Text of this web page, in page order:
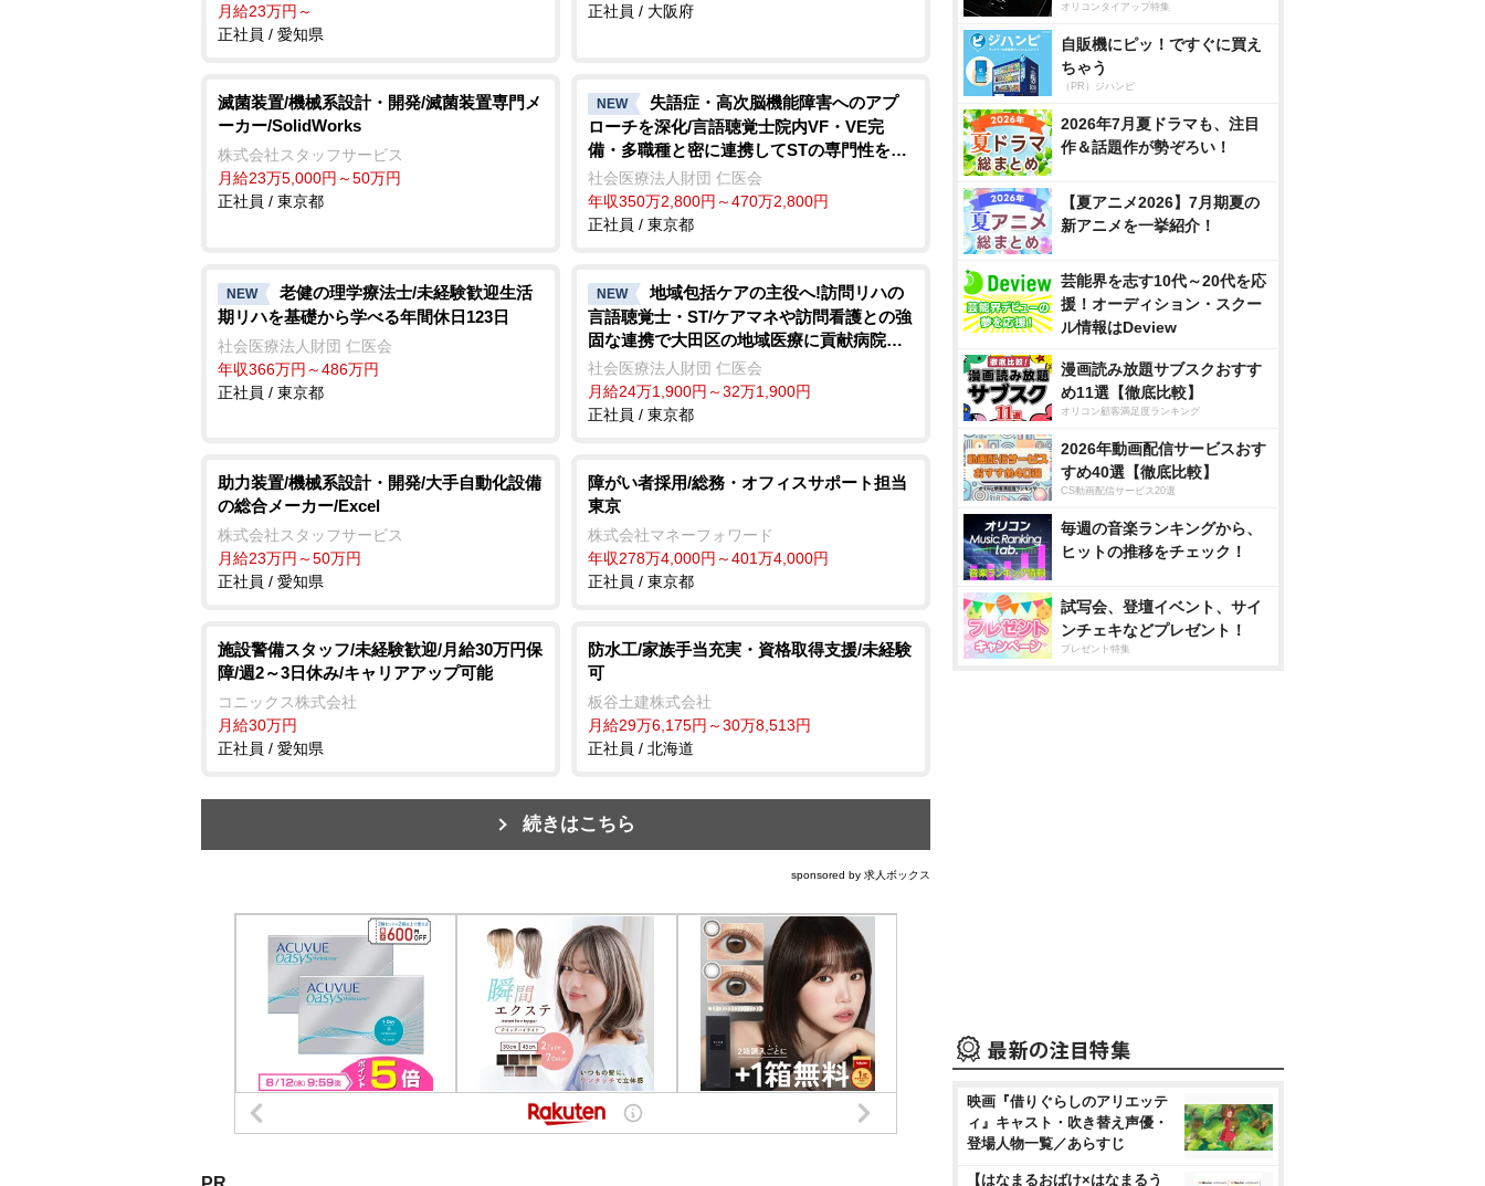
月給23万円～
正社員 / 愛知県
正社員 / 大阪府
滅菌装置/機械系設計・開発/滅菌装置専門メ
ーカー/SolidWorks
株式会社スタッフサービス
月給23万5,000円～50万円
正社員 / 東京都
NEW
失語症・高次脳機能障害へのアプ
ローチを深化/言語聴覚士院内VF・VE完
備・多職種と密に連携してSTの専門性を追
求できる環境
社会医療法人財団 仁医会
年収350万2,800円～470万2,800円
正社員 / 東京都
NEW
老健の理学療法士/未経験歓迎生活
期リハを基礎から学べる年間休日123日
社会医療法人財団 仁医会
年収366万円～486万円
正社員 / 東京都
NEW
地域包括ケアの主役へ!訪問リハの
言語聴覚士・ST/ケアマネや訪問看護との強
固な連携で大田区の地域医療に貢献病院発
信の安心体制
社会医療法人財団 仁医会
月給24万1,900円～32万1,900円
正社員 / 東京都
助力装置/機械系設計・開発/大手自動化設備
の総合メーカー/Excel
株式会社スタッフサービス
月給23万円～50万円
正社員 / 愛知県
障がい者採用/総務・オフィスサポート担当
東京
株式会社マネーフォワード
年収278万4,000円～401万4,000円
正社員 / 東京都
施設警備スタッフ/未経験歓迎/月給30万円保
障/週2～3日休み/キャリアアップ可能
コニックス株式会社
月給30万円
正社員 / 愛知県
防水工/家族手当充実・資格取得支援/未経験
可
板谷土建株式会社
月給29万6,175円～30万8,513円
正社員 / 北海道
続きはこちら
sponsored by 求人ボックス
オリコンタイアップ特集
自販機にピッ！ですぐに買え
ちゃう
（PR）ジハンピ
2026年7月夏ドラマも、注目
作＆話題作が勢ぞろい！
【夏アニメ2026】7月期夏の
新アニメを一挙紹介！
芸能界を志す10代～20代を応
援！オーディション・スクー
ル情報はDeview
漫画読み放題サブスクおすす
め11選【徹底比較】
オリコン顧客満足度ランキング
2026年動画配信サービスおす
すめ40選【徹底比較】
CS動画配信サービス20選
毎週の音楽ランキングから、
ヒットの推移をチェック！
試写会、登壇イベント、サイ
ンチェキなどプレゼント！
プレゼント特集
映画『借りぐらしのアリエッテ
ィ』キャスト・吹き替え声優・
登場人物一覧／あらすじ
【はなまるおばけ×はなまるう